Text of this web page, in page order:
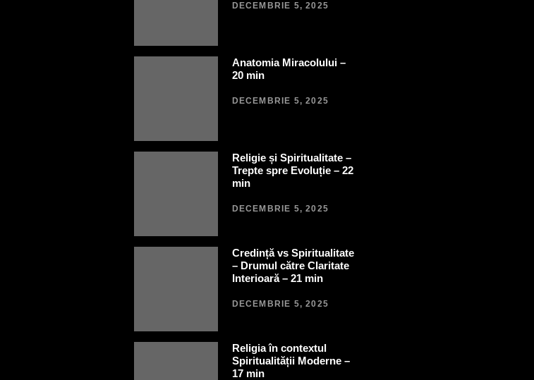
DECEMBRIE 5, 2025
Anatomia Miracolului –
20 min
DECEMBRIE 5, 2025
Religie și Spiritualitate –
Trepte spre Evoluție – 22
min
DECEMBRIE 5, 2025
Credință vs Spiritualitate
– Drumul către Claritate
Interioară – 21 min
DECEMBRIE 5, 2025
Religia în contextul
Spiritualității Moderne –
17 min